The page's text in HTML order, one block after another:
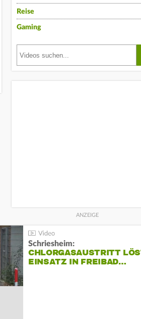
Reise
Gaming
Schriesheim:
CHLORGASAUSTRITT
EINSATZ IN FREIBAD…